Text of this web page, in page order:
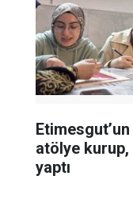
atölye
yaptı